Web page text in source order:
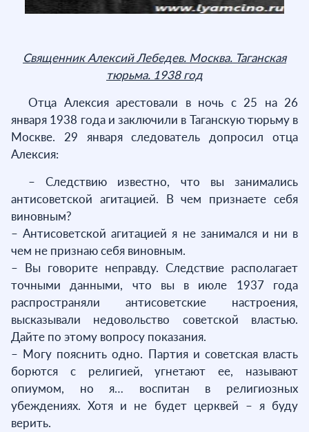
Священник Алексий Лебедев. Москва. Таганская
тюрьма. 1938 год
Отца Алексия арестовали в ночь с 25 на 26
января 1938 года и заключили в Таганскую тюрьму в
Москве. 29 января следователь допросил отца
Алексия:
– Следствию известно, что вы занимались
антисоветской агитацией. В чем признаете себя
виновным?
– Антисоветской агитацией я не занимался и ни в
чем не признаю себя виновным.
– Вы говорите неправду. Следствие располагает
точными данными, что вы в июле 1937 года
распространяли антисоветские настроения,
высказывали недовольство советской властью.
Дайте по этому вопросу показания.
– Могу пояснить одно. Партия и советская власть
борются с религией, угнетают ее, называют
опиумом, но я… воспитан в религиозных
убеждениях. Хотя и не будет церквей – я буду
верить.